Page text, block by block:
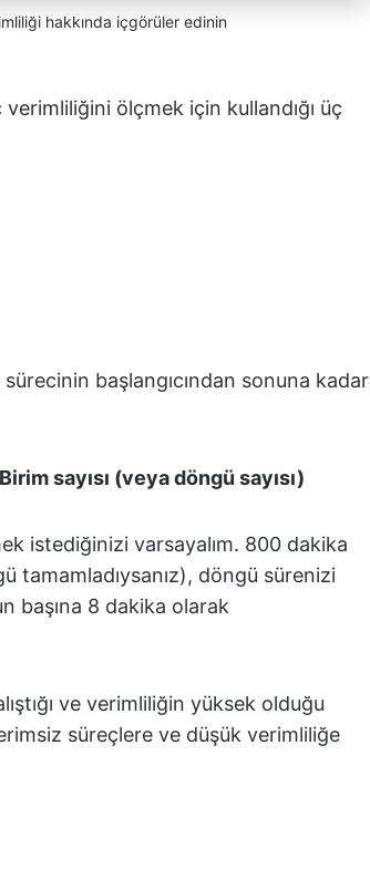
hakkında içgörüler edinin
ölçmek için kullandığı üç
başlangıcından sonuna kadar
sayısı (veya döngü sayısı)
istediğinizi varsayalım. 800 dakika
tamamladıysanız), döngü sürenizi
başına 8 dakika olarak
ve verimliliğin yüksek olduğu
süreçlere ve düşük verimliliğe